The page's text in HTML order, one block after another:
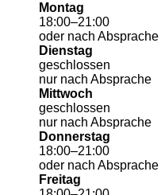
Montag
18:00–21:00
oder nach Absprache
Dienstag
geschlossen
nur nach Absprache
Mittwoch
geschlossen
nur nach Absprache
Donnerstag
18:00–21:00
oder nach Absprache
Freitag